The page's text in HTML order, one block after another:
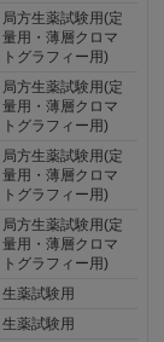
局方生薬試験用(定
量用・薄層クロマ
トグラフィー用)
局方生薬試験用(定
量用・薄層クロマ
トグラフィー用)
局方生薬試験用(定
量用・薄層クロマ
トグラフィー用)
局方生薬試験用(定
量用・薄層クロマ
トグラフィー用)
生薬試験用
生薬試験用